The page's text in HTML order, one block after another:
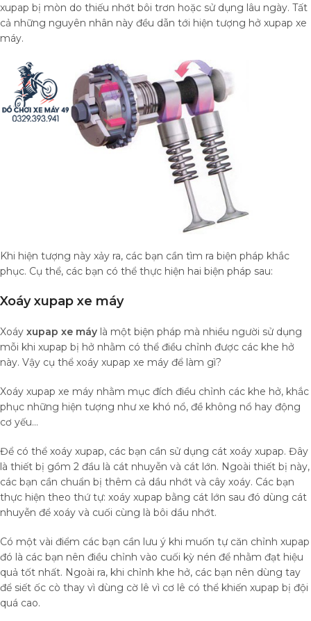
xupap bị mòn do thiếu nhớt bôi trơn hoặc sử dụng lâu ngày. Tất
cả những nguyên nhân này đều dẫn tới hiện tượng hở xupap xe
máy.
Khi hiện tượng này xảy ra, các bạn cần tìm ra biện pháp khắc
phục. Cụ thể, các bạn có thể thực hiện hai biện pháp sau:
Xoáy xupap xe máy
Xoáy xupap xe máy là một biện pháp mà nhiều người sử dụng
mỗi khi xupap bị hở nhằm có thể điều chỉnh được các khe hở
này. Vậy cụ thể xoáy xupap xe máy để làm gì?
Xoáy xupap xe máy nhằm mục đích điều chỉnh các khe hở, khắc
phục những hiện tượng như xe khó nổ, đề không nổ hay động
cơ yếu…
Để có thể xoáy xupap, các bạn cần sử dụng cát xoáy xupap. Đây
là thiết bị gồm 2 đầu là cát nhuyễn và cát lớn. Ngoài thiết bị này,
các bạn cần chuẩn bị thêm cả dầu nhớt và cây xoáy. Các bạn
thực hiện theo thứ tự: xoáy xupap bằng cát lớn sau đó dùng cát
nhuyễn để xoáy và cuối cùng là bôi dầu nhớt.
Có một vài điểm các bạn cần lưu ý khi muốn tự căn chỉnh xupap
đó là các bạn nên điều chỉnh vào cuối kỳ nén để nhằm đạt hiệu
quả tốt nhất. Ngoài ra, khi chỉnh khe hở, các bạn nên dùng tay
để siết ốc cò thay vì dùng cờ lê vì cơ lê có thể khiến xupap bị đội
quá cao.